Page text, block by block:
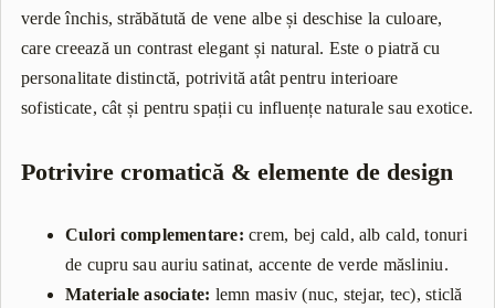
verde închis, străbătută de vene albe și deschise la culoare,
care creează un contrast elegant și natural. Este o piatră cu
personalitate distinctă, potrivită atât pentru interioare
sofisticate, cât și pentru spații cu influențe naturale sau exotice.
Potrivire cromatică & elemente de design
Culori complementare: crem, bej cald, alb cald, tonuri
de cupru sau auriu satinat, accente de verde măsliniu.
Materiale asociate: lemn masiv (nuc, stejar, tec), sticlă